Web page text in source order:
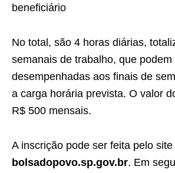
beneficiário
No total, são 4 horas diárias,
semanais de trabalho, que podem
desempenhadas aos finais de
a carga horária prevista. O valor
R$ 500 mensais.
A inscrição pode ser feita pelo site
bolsadopovo.sp.gov.br. Em